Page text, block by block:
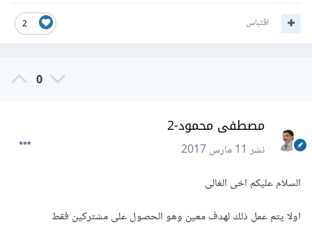
2 اقتباس
0
مصطفى محمود-2
نشر11 مارس 2017
السلام عليكم اخى الغالى
اولا يتم عمل ذلك لهدف معين وهو الحصول على مشتركين فقط